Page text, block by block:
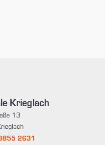
Krieglach
13
2631